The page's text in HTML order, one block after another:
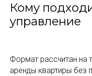
Кому
управление
Формат рассчитан на
аренды квартиры без